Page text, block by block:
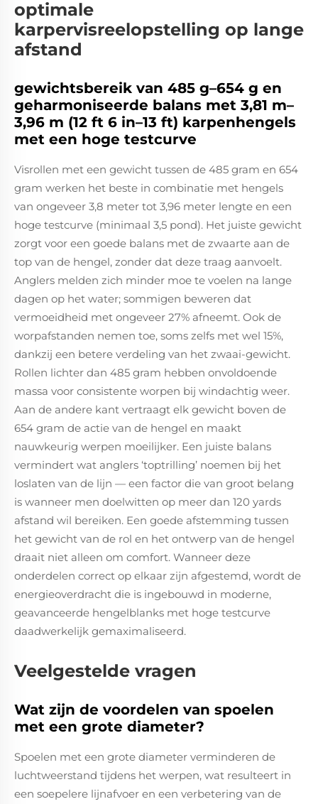
optimale
karpervisreelopstelling op lange
afstand
gewichtsbereik van 485 g–654 g en
geharmoniseerde balans met 3,81 m–
3,96 m (12 ft 6 in–13 ft) karpenhengels
met een hoge testcurve
Visrollen met een gewicht tussen de 485 gram en 654
gram werken het beste in combinatie met hengels
van ongeveer 3,8 meter tot 3,96 meter lengte en een
hoge testcurve (minimaal 3,5 pond). Het juiste gewicht
zorgt voor een goede balans met de zwaarte aan de
top van de hengel, zonder dat deze traag aanvoelt.
Anglers melden zich minder moe te voelen na lange
dagen op het water; sommigen beweren dat
vermoeidheid met ongeveer 27% afneemt. Ook de
worpafstanden nemen toe, soms zelfs met wel 15%,
dankzij een betere verdeling van het zwaai-gewicht.
Rollen lichter dan 485 gram hebben onvoldoende
massa voor consistente worpen bij windachtig weer.
Aan de andere kant vertraagt elk gewicht boven de
654 gram de actie van de hengel en maakt
nauwkeurig werpen moeilijker. Een juiste balans
vermindert wat anglers ‘toptrilling’ noemen bij het
loslaten van de lijn — een factor die van groot belang
is wanneer men doelwitten op meer dan 120 yards
afstand wil bereiken. Een goede afstemming tussen
het gewicht van de rol en het ontwerp van de hengel
draait niet alleen om comfort. Wanneer deze
onderdelen correct op elkaar zijn afgestemd, wordt de
energieoverdracht die is ingebouwd in moderne,
geavanceerde hengelblanks met hoge testcurve
daadwerkelijk gemaximaliseerd.
Veelgestelde vragen
Wat zijn de voordelen van spoelen
met een grote diameter?
Spoelen met een grote diameter verminderen de
luchtweerstand tijdens het werpen, wat resulteert in
een soepelere lijnafvoer en een verbetering van de